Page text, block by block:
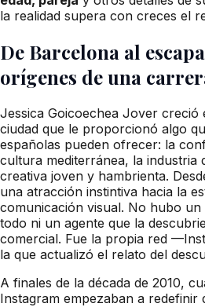
la realidad supera con creces el
De Barcelona al
orígenes de una
Jessica Goicoechea Jover creció
ciudad que le proporcionó algo
españolas pueden ofrecer: la
cultura mediterránea, la industria
creativa joven y hambrienta.
una atracción instintiva hacia la
comunicación visual. No hubo
todo ni un agente que la
comercial. Fue la propia red
la que actualizó el relato del
A finales de la década de 2010,
Instagram empezaban a redefinir